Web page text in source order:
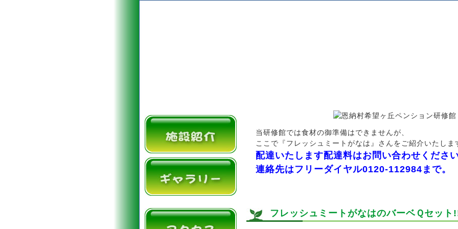
当研修館では食材の御準備はできませんが、
ここで『フレッシュミートがなは』さんをご紹介いたしま
配達いたします配達料はお問い合わせください
連絡先はフリーダイヤル0120-112984まで。
フレッシュミートがなはのバーベＱセット